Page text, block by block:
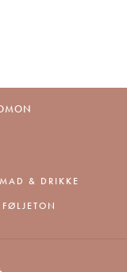
MAD & DRIKKE
FØLJETON